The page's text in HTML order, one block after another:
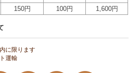
150円 100円 1,600円
に限ります
運輸